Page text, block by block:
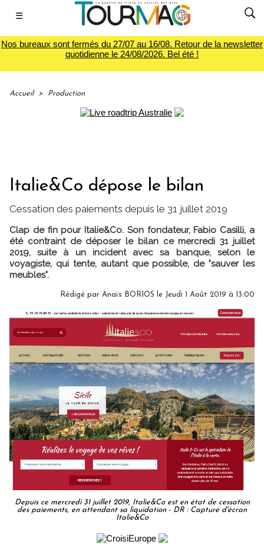
☰
Nos bureaux sont fermés du 27/07 au 16/08. Retour de la newsletter
quotidienne le 24/08/2026. Bel été !
Accueil > Production
Italie&Co dépose le bilan
Cessation des paiements depuis le 31 juillet 2019
Clap de fin pour Italie&Co. Son fondateur, Fabio Casilli, a
été contraint de déposer le bilan ce mercredi 31 juillet
2019, suite à un incident avec sa banque, selon le
voyagiste, qui tente, autant que possible, de "sauver les
meubles".
Rédigé par Anaïs BORIOS le Jeudi 1 Août 2019 à 13:00
Depuis ce mercredi 31 juillet 2019, Italie&Co est en état de cessation
des paiements, en attendant sa liquidation - DR : Capture d'écran
Italie&Co